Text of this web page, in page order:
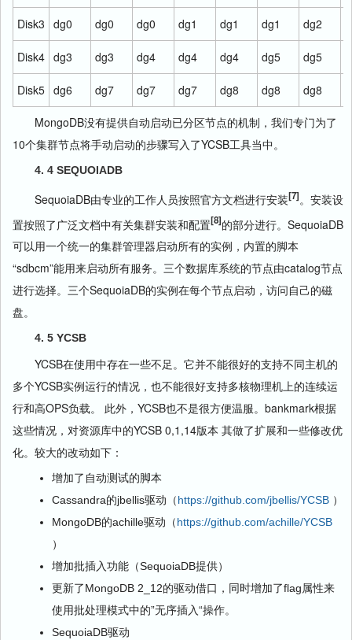
Disk3 dg0 dg0 dg0 dg1 dg1 dg1 dg2
Disk4 dg3 dg3 dg4 dg4 dg4 dg5 dg5
Disk5 dg6 dg7 dg7 dg7 dg8 dg8 dg8
MongoDB没有提供自动启动已分区节点的机制，我们专门为了
10个集群节点将手动启动的步骤写入了YCSB工具当中。
4. 4 SEQUOIADB
SequoiaDB由专业的工作人员按照官方文档进行安装[7]。安装设
置按照了广泛文档中有关集群安装和配置[8]的部分进行。SequoiaDB
可以用一个统一的集群管理器启动所有的实例，内置的脚本
“sdbcm”能用来启动所有服务。三个数据库系统的节点由catalog节点
进行选择。三个SequoiaDB的实例在每个节点启动，访问自己的磁
盘。
4. 5 YCSB
YCSB在使用中存在一些不足。它并不能很好的支持不同主机的
多个YCSB实例运行的情况，也不能很好支持多核物理机上的连续运
行和高OPS负载。 此外，YCSB也不是很方便温服。bankmark根据
这些情况，对资源库中的YCSB 0,1,14版本 其做了扩展和一些修改优
化。较大的改动如下：
增加了自动测试的脚本
Cassandra的jbellis驱动（https://github.com/jbellis/YCSB ）
MongoDB的achille驱动（https://github.com/achille/YCSB
）
增加批插入功能（SequoiaDB提供）
更新了MongoDB 2_12的驱动借口，同时增加了flag属性来
使用批处理模式中的”无序插入“操作。
SequoiaDB驱动